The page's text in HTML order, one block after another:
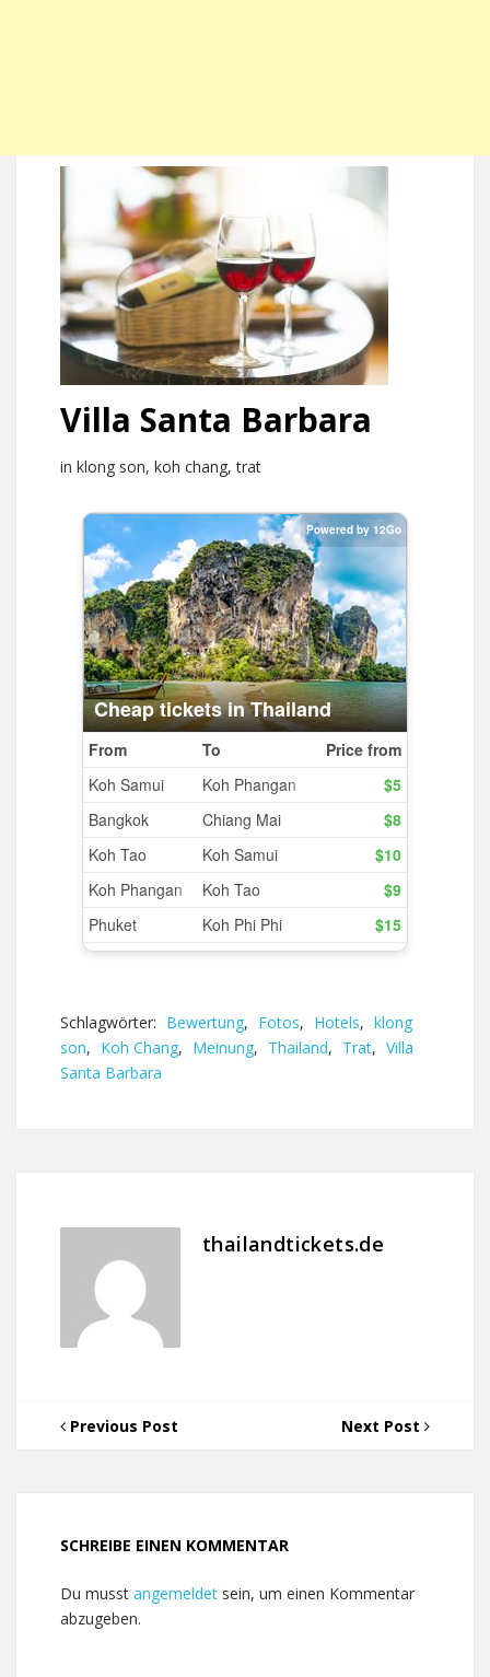
Villa Santa Barbara
in klong son, koh chang, trat
Schlagwörter: Bewertung, Fotos, Hotels, klong
son, Koh Chang, Meinung, Thailand, Trat, Villa
Santa Barbara
thailandtickets.de
Previous Post Next Post
SCHREIBE EINEN KOMMENTAR
Du musst angemeldet sein, um einen Kommentar
abzugeben.